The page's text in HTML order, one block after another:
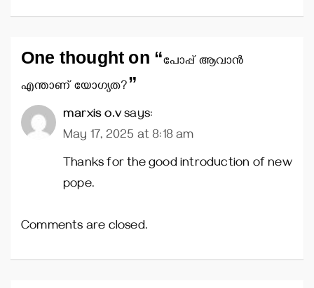
One thought on “പോപ്പ് ആവാന്‍
എന്താണ് യോഗ്യത?”
marxis o.vsays:
May 17, 2025 at 8:18 am
Thanks for the good introduction of new
pope.
Comments are closed.